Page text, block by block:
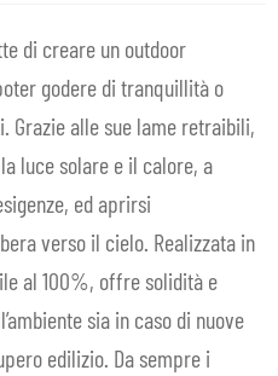
di creare un outdoor
godere di tranquillità o
Grazie alle sue lame retraibili,
luce solare e il calore, a
ed aprirsi
verso il cielo. Realizzata in
al 100%, offre solidità e
sia in caso di nuove
edilizio. Da sempre i